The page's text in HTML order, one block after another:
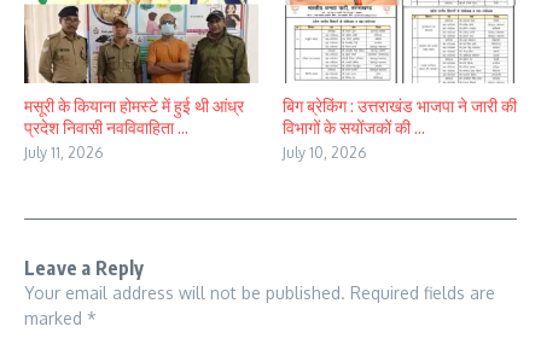
मसूरी के कियाना होमस्टे में हुई थी आंध्र
प्रदेश निवासी नवविवाहिता ...
July 11, 2026
बिग ब्रेकिंग : उत्तराखंड भाजपा ने जारी की
विभागों के सयोंजकों की ...
July 10, 2026
Leave a Reply
Your email address will not be published. Required fields are
marked *